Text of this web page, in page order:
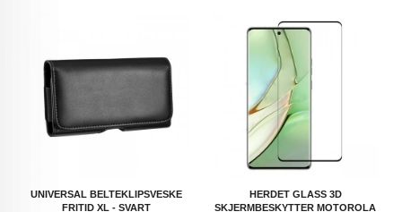
UNIVERSAL BELTEKLIPSVESKE
FRITID XL - SVART
HERDET GLASS 3D
SKJERMBESKYTTER MOTOROLA